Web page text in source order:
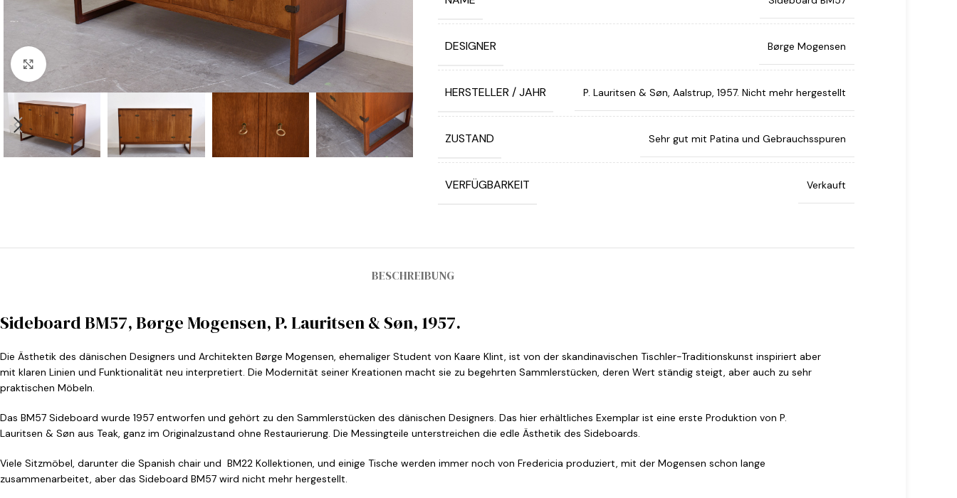
Klicken zu vergrößern
DESIGNER Børge Mogensen
HERSTELLER / JAHR P. Lauritsen & Søn, Aalstrup, 1957. Nicht mehr hergestellt
ZUSTAND Sehr gut mit Patina und Gebrauchsspuren
VERFÜGBARKEIT Verkauft
BESCHREIBUNG
Sideboard BM57, Børge Mogensen, P. Lauritsen & Søn, 1957.
Die Ästhetik des dänischen Designers und Architekten Børge Mogensen, ehemaliger Student von Kaare Klint, ist von der skandinavischen Tischler-Traditionskunst inspiriert aber
mit klaren Linien und Funktionalität neu interpretiert. Die Modernität seiner Kreationen macht sie zu begehrten Sammlerstücken, deren Wert ständig steigt, aber auch zu sehr
praktischen Möbeln.
Das BM57 Sideboard wurde 1957 entworfen und gehört zu den Sammlerstücken des dänischen Designers. Das hier erhältliches Exemplar ist eine erste Produktion von P.
Lauritsen & Søn aus Teak, ganz im Originalzustand ohne Restaurierung. Die Messingteile unterstreichen die edle Ästhetik des Sideboards.
Viele Sitzmöbel, darunter die Spanish chair und BM22 Kollektionen, und einige Tische werden immer noch von Fredericia produziert, mit der Mogensen schon lange
zusammenarbeitet, aber das Sideboard BM57 wird nicht mehr hergestellt.